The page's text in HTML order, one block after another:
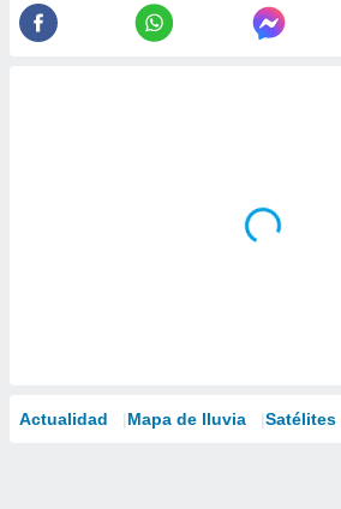
Actualidad Mapa de lluvia Satélites